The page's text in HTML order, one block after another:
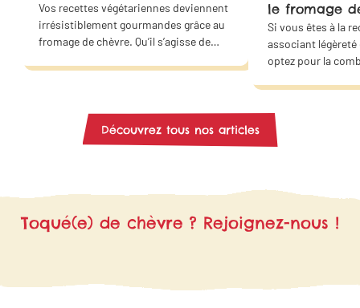
Vos recettes végétariennes deviennent
irrésistiblement gourmandes grâce au
fromage de chèvre. Qu’il s’agisse de
monsieur, de salades ou de wraps…
de ce fromage la star de vos plats
végétariens ! Grâce à nos idées
le fromage
Si vous êtes à la
associant
optez pour la
chèvre. Offrez un
douceur à votre
même !
Découvrez tous nos articles
Toqué(e) de chèvre ? Rejoignez-nous !